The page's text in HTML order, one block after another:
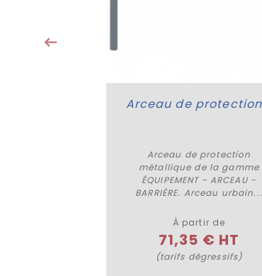
Plus de détails
Arceau de protection
métallique de la gamme
ÉQUIPEMENT - ARCEAU -
BARRIÈRE. Arceau urbain...
À partir de
71,35 € HT
(tarifs dégressifs)